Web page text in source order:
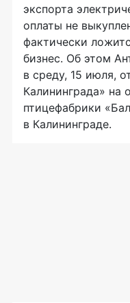
экспорта
оплаты не
фактически
бизнес. Об этом
в среду, 15 июля,
Калининграда» на
птицефабрики
в Калининграде.